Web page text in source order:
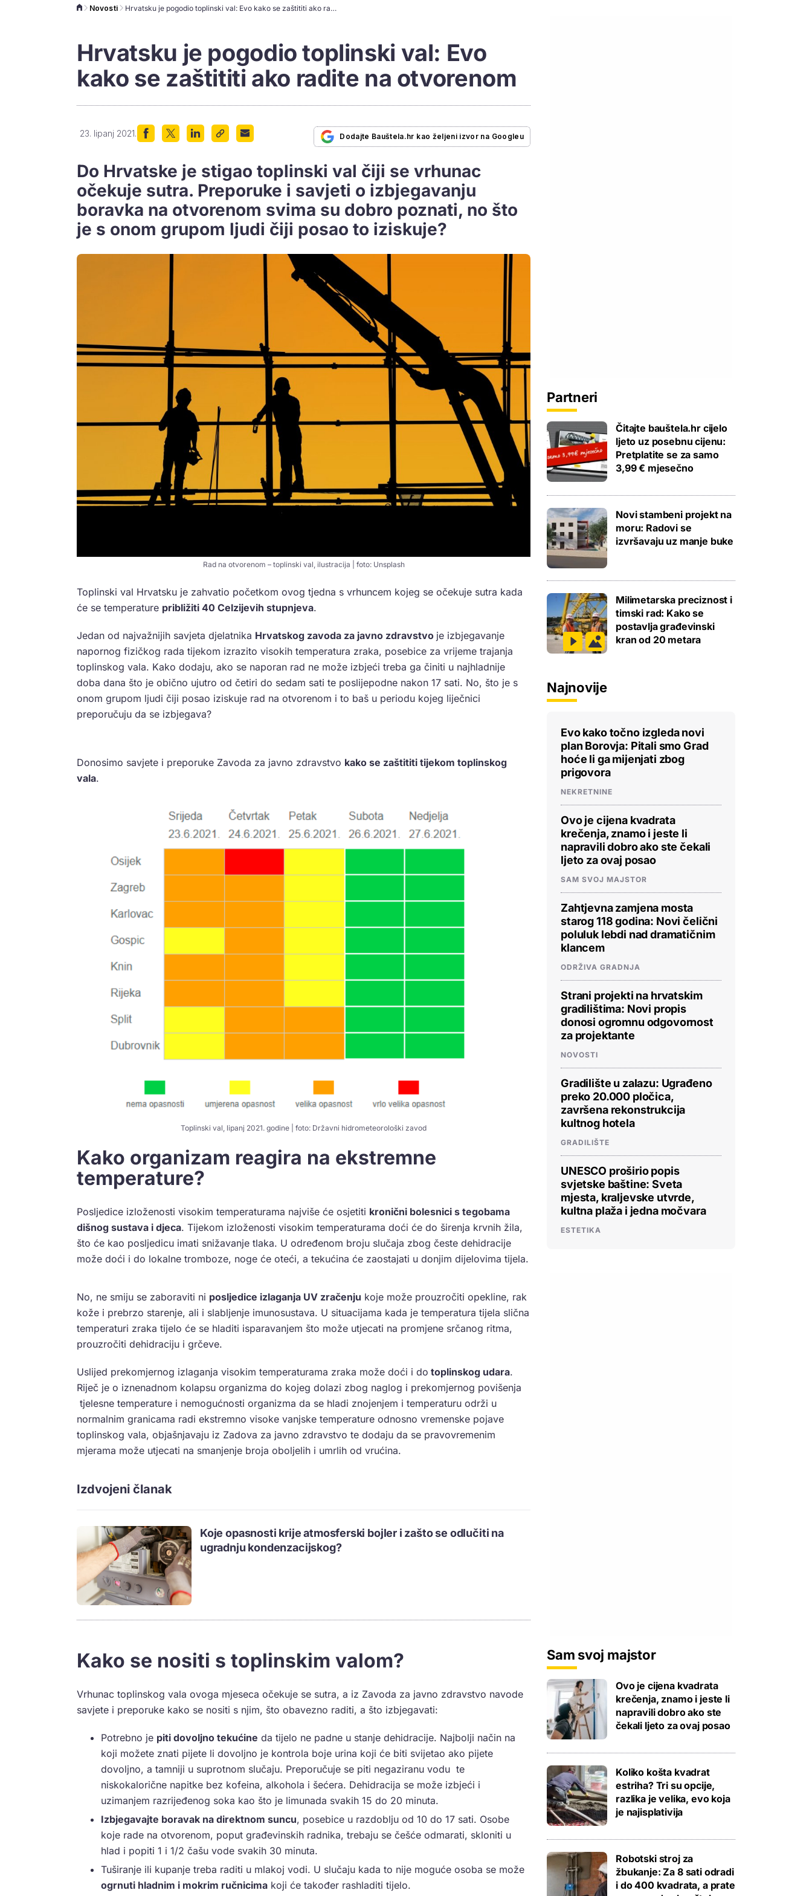
Novosti Hrvatsku je pogodio toplinski val: Evo kako se zaštititi ako radite na otvorenom
Hrvatsku je pogodio toplinski val: Evo
kako se zaštititi ako radite na otvorenom
23. lipanj 2021. Dodajte Bauštela.hr kao željeni izvor na Googleu
Do Hrvatske je stigao toplinski val čiji se vrhunac
očekuje sutra. Preporuke i savjeti o izbjegavanju
boravka na otvorenom svima su dobro poznati, no što
je s onom grupom ljudi čiji posao to iziskuje?
Rad na otvorenom – toplinski val, ilustracija | foto: Unsplash
Toplinski val Hrvatsku je zahvatio početkom ovog tjedna s vrhuncem kojeg se očekuje sutra kada
će se temperature približiti 40 Celzijevih stupnjeva.
Jedan od najvažnijih savjeta djelatnika Hrvatskog zavoda za javno zdravstvo je izbjegavanje
napornog fizičkog rada tijekom izrazito visokih temperatura zraka, posebice za vrijeme trajanja
toplinskog vala. Kako dodaju, ako se naporan rad ne može izbjeći treba ga činiti u najhladnije
doba dana što je obično ujutro od četiri do sedam sati te poslijepodne nakon 17 sati. No, što je s
onom grupom ljudi čiji posao iziskuje rad na otvorenom i to baš u periodu kojeg liječnici
preporučuju da se izbjegava?
Donosimo savjete i preporuke Zavoda za javno zdravstvo kako se zaštititi tijekom toplinskog
vala.
Toplinski val, lipanj 2021. godine | foto: Državni hidrometeorološki zavod
Kako organizam reagira na ekstremne
temperature?
Posljedice izloženosti visokim temperaturama najviše će osjetiti kronični bolesnici s tegobama
dišnog sustava i djeca. Tijekom izloženosti visokim temperaturama doći će do širenja krvnih žila,
što će kao posljedicu imati snižavanje tlaka. U određenom broju slučaja zbog česte dehidracije
može doći i do lokalne tromboze, noge će oteći, a tekućina će zaostajati u donjim dijelovima tijela.
No, ne smiju se zaboraviti ni posljedice izlaganja UV zračenju koje može prouzročiti opekline, rak
kože i prebrzo starenje, ali i slabljenje imunosustava. U situacijama kada je temperatura tijela slična
temperaturi zraka tijelo će se hladiti isparavanjem što može utjecati na promjene srčanog ritma,
prouzročiti dehidraciju i grčeve.
Uslijed prekomjernog izlaganja visokim temperaturama zraka može doći i do toplinskog udara.
Riječ je o iznenadnom kolapsu organizma do kojeg dolazi zbog naglog i prekomjernog povišenja
tjelesne temperature i nemogućnosti organizma da se hladi znojenjem i temperaturu održi u
normalnim granicama radi ekstremno visoke vanjske temperature odnosno vremenske pojave
toplinskog vala, objašnjavaju iz Zadova za javno zdravstvo te dodaju da se pravovremenim
mjerama može utjecati na smanjenje broja oboljelih i umrlih od vrućina.
Izdvojeni članak
Koje opasnosti krije atmosferski bojler i zašto se odlučiti na
ugradnju kondenzacijskog?
Kako se nositi s toplinskim valom?
Vrhunac toplinskog vala ovoga mjeseca očekuje se sutra, a iz Zavoda za javno zdravstvo navode
savjete i preporuke kako se nositi s njim, što obavezno raditi, a što izbjegavati:
Potrebno je piti dovoljno tekućine da tijelo ne padne u stanje dehidracije. Najbolji način na
koji možete znati pijete li dovoljno je kontrola boje urina koji će biti svijetao ako pijete
dovoljno, a tamniji u suprotnom slučaju. Preporučuje se piti negaziranu vodu te
niskokalorične napitke bez kofeina, alkohola i šećera. Dehidracija se može izbjeći i
uzimanjem razrijeđenog soka kao što je limunada svakih 15 do 20 minuta.
Izbjegavajte boravak na direktnom suncu, posebice u razdoblju od 10 do 17 sati. Osobe
koje rade na otvorenom, poput građevinskih radnika, trebaju se češće odmarati, skloniti u
hlad i popiti 1 i 1/2 čašu vode svakih 30 minuta.
Tuširanje ili kupanje treba raditi u mlakoj vodi. U slučaju kada to nije moguće osoba se može
ogrnuti hladnim i mokrim ručnicima koji će također rashladiti tijelo.
Partneri
Čitajte bauštela.hr cijelo
ljeto uz posebnu cijenu:
Pretplatite se za samo
3,99 € mjesečno
Novi stambeni projekt na
moru: Radovi se
izvršavaju uz manje buke
Milimetarska preciznost i
timski rad: Kako se
postavlja građevinski
kran od 20 metara
Najnovije
Evo kako točno izgleda novi
plan Borovja: Pitali smo Grad
hoće li ga mijenjati zbog
prigovora
NEKRETNINE
Ovo je cijena kvadrata
krečenja, znamo i jeste li
napravili dobro ako ste čekali
ljeto za ovaj posao
SAM SVOJ MAJSTOR
Zahtjevna zamjena mosta
starog 118 godina: Novi čelični
poluluk lebdi nad dramatičnim
klancem
ODRŽIVA GRADNJA
Strani projekti na hrvatskim
gradilištima: Novi propis
donosi ogromnu odgovornost
za projektante
NOVOSTI
Gradilište u zalazu: Ugrađeno
preko 20.000 pločica,
završena rekonstrukcija
kultnog hotela
GRADILIŠTE
UNESCO proširio popis
svjetske baštine: Sveta
mjesta, kraljevske utvrde,
kultna plaža i jedna močvara
ESTETIKA
Sam svoj majstor
Ovo je cijena kvadrata
krečenja, znamo i jeste li
napravili dobro ako ste
čekali ljeto za ovaj posao
Koliko košta kvadrat
estriha? Tri su opcije,
razlika je velika, evo koja
je najisplativija
Robotski stroj za
žbukanje: Za 8 sati odradi
i do 400 kvadrata, a prate